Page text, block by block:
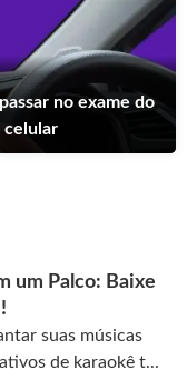
no exame do
celular
um Palco: Baixe
suas músicas
de karaokê t...